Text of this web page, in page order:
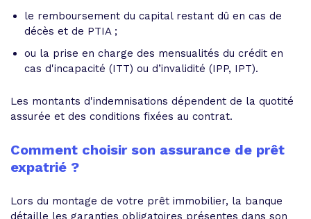
le remboursement du capital restant dû en cas de
décès et de PTIA ;
ou la prise en charge des mensualités du crédit en
cas d'incapacité (ITT) ou d’invalidité (IPP, IPT).
Les montants d'indemnisations dépendent de la quotité
assurée et des conditions fixées au contrat.
Comment choisir son assurance de prêt
expatrié ?
Lors du montage de votre prêt immobilier, la banque
détaille les garanties obligatoires présentes dans son